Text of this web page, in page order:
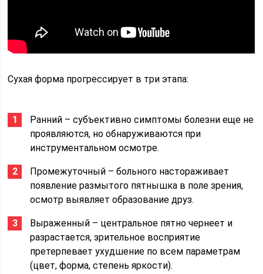
Сухая форма прогрессирует в три этапа:
Ранний – субъективно симптомы болезни еще не
проявляются, но обнаруживаются при
инструментальном осмотре.
Промежуточный – больного настораживает
появление размытого пятнышка в поле зрения,
осмотр выявляет образование друз.
Выраженный – центральное пятно чернеет и
разрастается, зрительное восприятие
претерпевает ухудшение по всем параметрам
(цвет, форма, степень яркости).